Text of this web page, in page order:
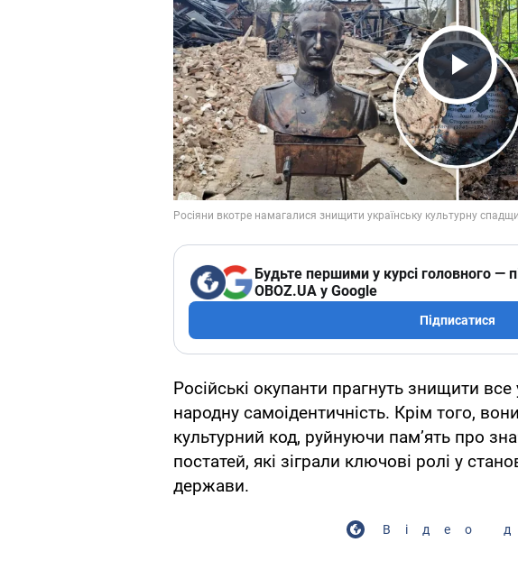
Play
Будьте першими у курсі головного —
OBOZ.UA у Google
Підписатися
Російські окупанти прагнуть знищити
народну самоідентичність. Крім того,
культурний код, руйнуючи пам’ять про
постатей, які зіграли ключові ролі у
держави.
Відео